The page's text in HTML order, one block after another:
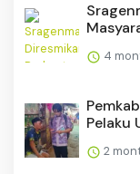
4
Pelaku
2